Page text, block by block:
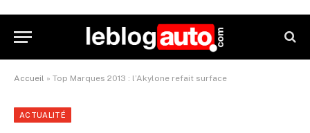
Accueil » Top Marques 2013 : l’Akylone refait surface
ACTUALITÉ